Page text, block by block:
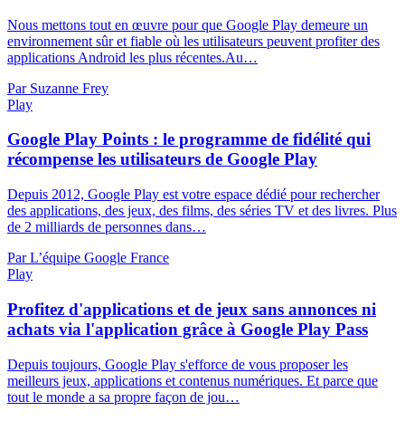
Nous mettons tout en œuvre pour que Google Play demeure un
environnement sûr et fiable où les utilisateurs peuvent profiter des
applications Android les plus récentes.Au…
Par Suzanne Frey
Play
Google Play Points : le programme de fidélité qui
récompense les utilisateurs de Google Play
Depuis 2012, Google Play est votre espace dédié pour rechercher
des applications, des jeux, des films, des séries TV et des livres. Plus
de 2 milliards de personnes dans…
Par L’équipe Google France
Play
Profitez d'applications et de jeux sans annonces ni
achats via l'application grâce à Google Play Pass
Depuis toujours, Google Play s'efforce de vous proposer les
meilleurs jeux, applications et contenus numériques. Et parce que
tout le monde a sa propre façon de jou…